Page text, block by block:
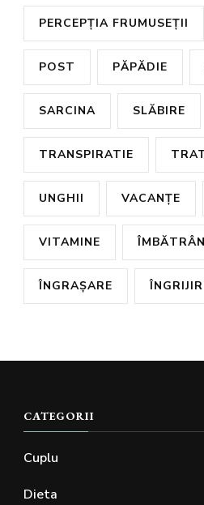
PERCEPȚIA FRUMUSEȚII
POST PĂPĂDIE
SARCINA SLĂBIRE
TRANSPIRATIE
UNGHII VACANȚE
VITAMINE
ÎNGRAȘARE
CATEGORII
Cuplu
Dieta